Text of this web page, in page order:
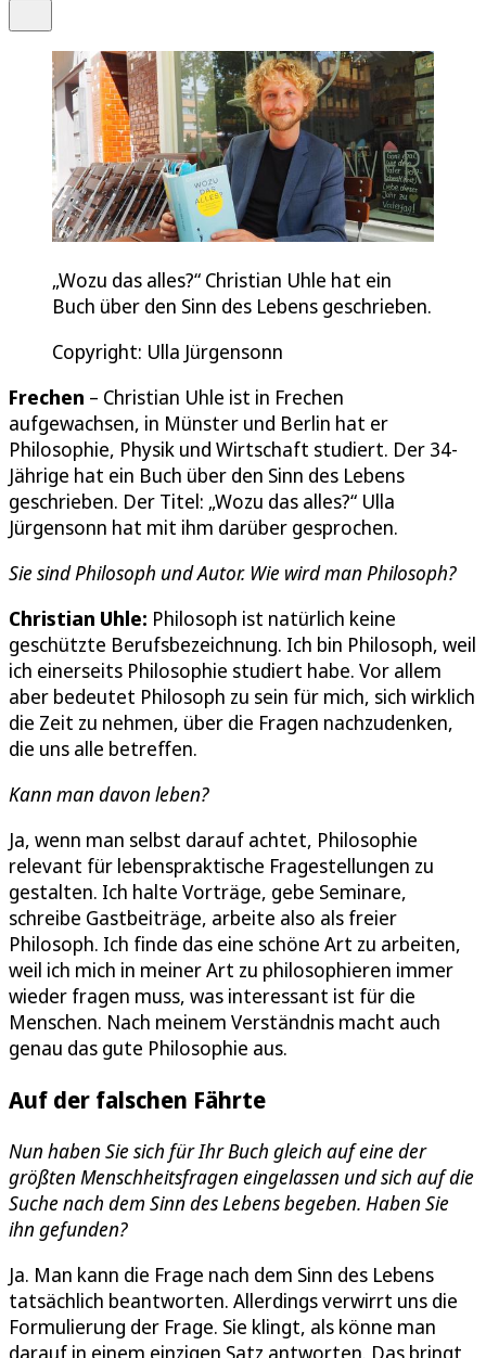
„Wozu das alles?“ Christian Uhle hat ein
Buch über den Sinn des Lebens geschrieben.
Copyright: Ulla Jürgensonn
Frechen – Christian Uhle ist in Frechen
aufgewachsen, in Münster und Berlin hat er
Philosophie, Physik und Wirtschaft studiert. Der 34-
Jährige hat ein Buch über den Sinn des Lebens
geschrieben. Der Titel: „Wozu das alles?“ Ulla
Jürgensonn hat mit ihm darüber gesprochen.
Sie sind Philosoph und Autor. Wie wird man Philosoph?
Christian Uhle: Philosoph ist natürlich keine
geschützte Berufsbezeichnung. Ich bin Philosoph, weil
ich einerseits Philosophie studiert habe. Vor allem
aber bedeutet Philosoph zu sein für mich, sich wirklich
die Zeit zu nehmen, über die Fragen nachzudenken,
die uns alle betreffen.
Kann man davon leben?
Ja, wenn man selbst darauf achtet, Philosophie
relevant für lebenspraktische Fragestellungen zu
gestalten. Ich halte Vorträge, gebe Seminare,
schreibe Gastbeiträge, arbeite also als freier
Philosoph. Ich finde das eine schöne Art zu arbeiten,
weil ich mich in meiner Art zu philosophieren immer
wieder fragen muss, was interessant ist für die
Menschen. Nach meinem Verständnis macht auch
genau das gute Philosophie aus.
Auf der falschen Fährte
Nun haben Sie sich für Ihr Buch gleich auf eine der
größten Menschheitsfragen eingelassen und sich auf die
Suche nach dem Sinn des Lebens begeben. Haben Sie
ihn gefunden?
Ja. Man kann die Frage nach dem Sinn des Lebens
tatsächlich beantworten. Allerdings verwirrt uns die
Formulierung der Frage. Sie klingt, als könne man